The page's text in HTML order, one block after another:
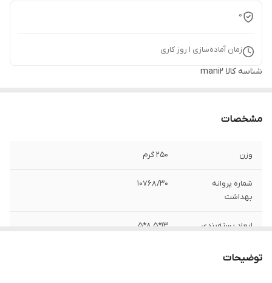
0
زمان آماده‌سازی 1 روز کاری
شناسه کالا mani2
مشخصات
وزن 250 گرم
شماره پروانه
بهداشت
10768/30
ابعاد بسته‌بندی 13*8.5*5
نوع زیتون
توضیحات